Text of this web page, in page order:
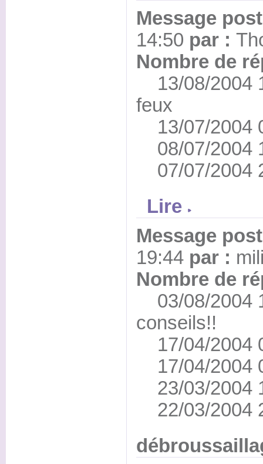
Message
14:50 par :
Nombre de
13/08/2004
feux
13/07/2004
08/07/2004
07/07/2004
Lire
Message
19:44 par :
Nombre de
03/08/2004
conseils!!
17/04/2004
17/04/2004
23/03/2004
22/03/2004